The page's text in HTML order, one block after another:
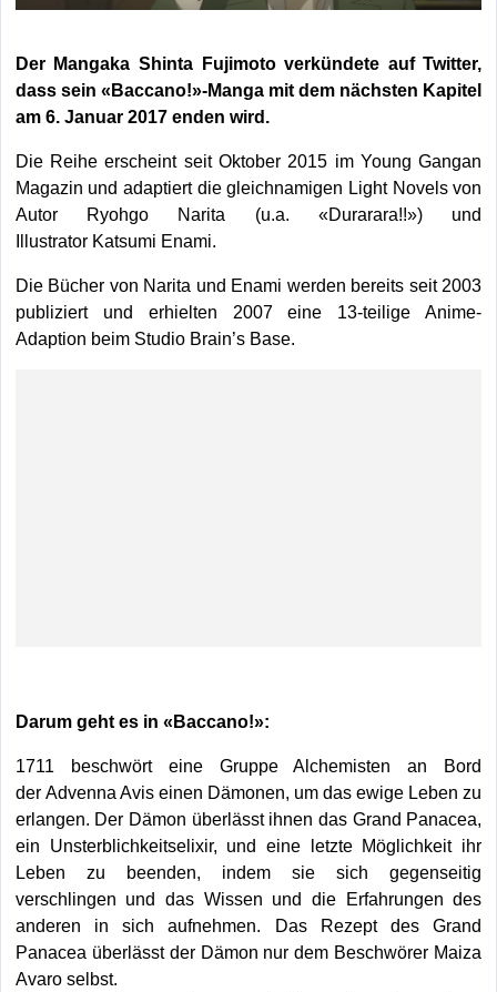
Der Mangaka Shinta Fujimoto verkündete auf Twitter,
dass sein «Baccano!»-Manga mit dem nächsten Kapitel
am 6. Januar 2017 enden wird.
Die Reihe erscheint seit Oktober 2015 im Young Gangan
Magazin und adaptiert die gleichnamigen Light Novels von
Autor Ryohgo Narita (u.a. «Durarara!!») und
Illustrator Katsumi Enami.
Die Bücher von Narita und Enami werden bereits seit 2003
publiziert und erhielten 2007 eine 13-teilige Anime-
Adaption beim Studio Brain’s Base.
Darum geht es in «Baccano!»:
1711 beschwört eine Gruppe Alchemisten an Bord
der Advenna Avis einen Dämonen, um das ewige Leben zu
erlangen. Der Dämon überlässt ihnen das Grand Panacea,
ein Unsterblichkeitselixir, und eine letzte Möglichkeit ihr
Leben zu beenden, indem sie sich gegenseitig
verschlingen und das Wissen und die Erfahrungen des
anderen in sich aufnehmen. Das Rezept des Grand
Panacea überlässt der Dämon nur dem Beschwörer Maiza
Avaro selbst.